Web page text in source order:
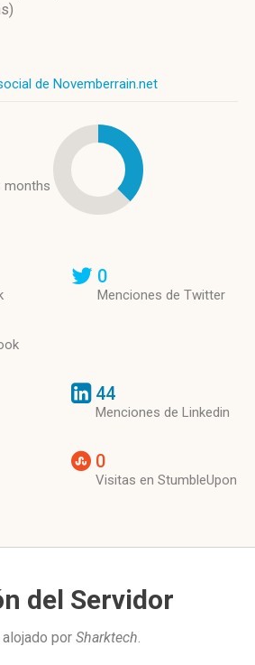
de Novemberrain.net
months
0
Menciones de Twitter
44
Menciones de Linkedin
0
Visitas en StumbleUpon
del Servidor
por Sharktech.